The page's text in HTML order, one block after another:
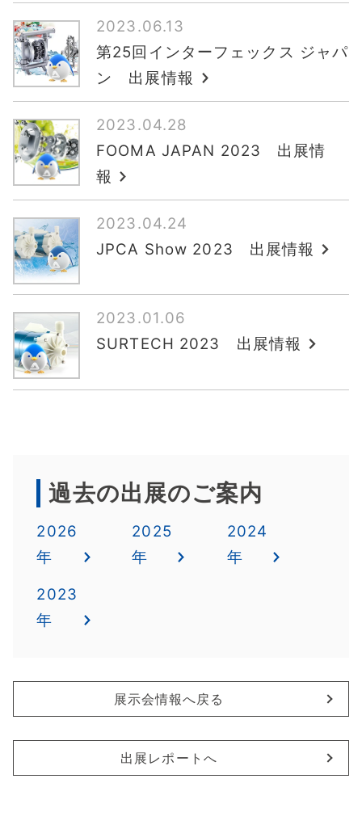
2023.06.13
第25回インターフェックス ジャパ
ン 出展情報
2023.04.28
FOOMA JAPAN 2023 出展情
報
2023.04.24
JPCA Show 2023 出展情報
2023.01.06
SURTECH 2023 出展情報
過去の出展のご案内
2026
年
2025
年
2024
年
2023
年
展示会情報へ戻る
出展レポートへ